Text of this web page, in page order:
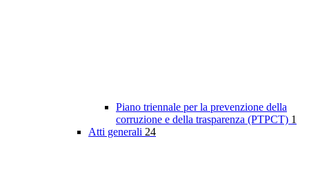
Piano triennale per la prevenzione della
corruzione e della trasparenza (PTPCT) 1
Atti generali 24